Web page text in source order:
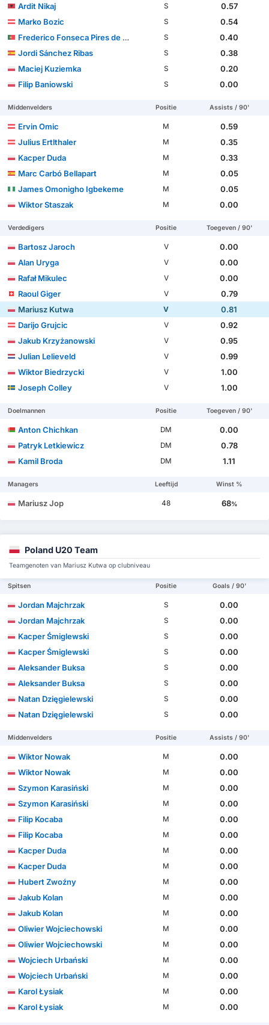
Ardit Nikaj S
0.57
Marko Bozic
S
0.54
Frederico Fonseca Pires de Almeida Duarte
S
0.40
Jordi Sánchez Ribas
S
0.38
Maciej Kuziemka
S
0.20
Filip Baniowski
S 0.00
Middenvelders Positie Assists / 90'
Ervin Omic M
0.59
Julius Ertlthaler
M
0.35
Kacper Duda
M
0.33
Marc Carbó Bellapart
M
0.05
James Omonigho Igbekeme
M
0.05
Wiktor Staszak
M 0.00
Verdedigers Positie Toegeven / 90'
Bartosz Jaroch V
0.00
Alan Uryga
V
0.00
Rafał Mikulec
V
0.00
Raoul Giger
V
0.79
Mariusz Kutwa
V
0.81
Darijo Grujcic
V
0.92
Jakub Krzyżanowski
V
0.95
Julian Lelieveld
V
0.99
Wiktor Biedrzycki
V
1.00
Joseph Colley
V 1.00
Doelmannen Positie Toegeven / 90'
Anton Chichkan DM
0.00
Patryk Letkiewicz
DM
0.78
Kamil Broda
DM 1.11
Managers Leeftijd Winst %
Mariusz Jop 48 68%
Poland U20 Team
Teamgenoten van Mariusz Kutwa op clubniveau
Spitsen Positie Goals / 90'
Jordan Majchrzak S
0.00
Jordan Majchrzak
S
0.00
Kacper Śmiglewski
S
0.00
Kacper Śmiglewski
S
0.00
Aleksander Buksa
S
0.00
Aleksander Buksa
S
0.00
Natan Dzięgielewski
S
0.00
Natan Dzięgielewski
S 0.00
Middenvelders Positie Assists / 90'
Wiktor Nowak M
0.00
Wiktor Nowak
M
0.00
Szymon Karasiński
M
0.00
Szymon Karasiński
M
0.00
Filip Kocaba
M
0.00
Filip Kocaba
M
0.00
Kacper Duda
M
0.00
Kacper Duda
M
0.00
Hubert Zwoźny
M
0.00
Jakub Kolan
M
0.00
Jakub Kolan
M
0.00
Oliwier Wojciechowski
M
0.00
Oliwier Wojciechowski
M
0.00
Wojciech Urbański
M
0.00
Wojciech Urbański
M
0.00
Karol Łysiak
M
0.00
Karol Łysiak
M 0.00